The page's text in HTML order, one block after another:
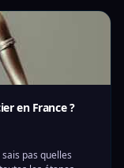
en France ?
pas quelles